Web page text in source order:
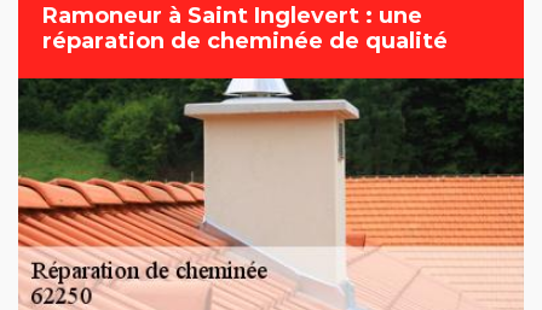
Ramoneur à Saint Inglevert : une
réparation de cheminée de qualité